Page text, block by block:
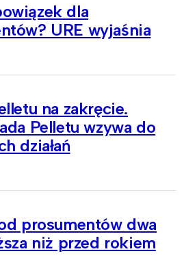
dla
URE wyjaśnia
na zakręcie.
Pelletu wzywa do
działań
prosumentów dwa
niż przed rokiem